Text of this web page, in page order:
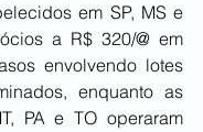
em SP, MS e
a R$ 320/@ em
envolvendo lotes
enquanto as
PA e TO operaram